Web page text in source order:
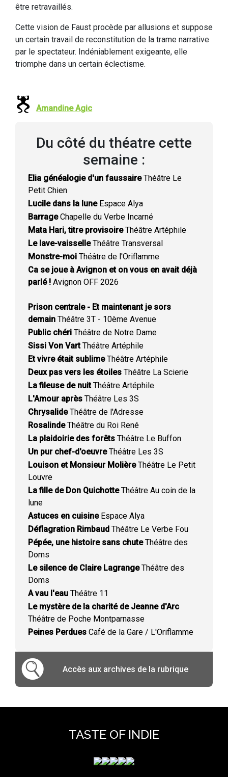
être retravaillés.
Cette vision de Faust procède par allusions et suppose
un certain travail de reconstitution de la trame narrative
par le spectateur. Indéniablement exigeante, elle
triomphe dans un certain éclectisme.
Amandine Agic
Du côté du théatre cette
semaine :
Elia généalogie d'un faussaireThéâtre Le
Petit Chien
Lucile dans la luneEspace Alya
BarrageChapelle du Verbe Incarné
Mata Hari, titre provisoireThéâtre Artéphile
Le lave-vaisselleThéâtre Transversal
Monstre-moi Théâtre de l'Oriflamme
Ca se joue à Avignon et on vous en avait déjà
parlé ! Avignon OFF 2026
Prison centrale - Et maintenant je sors
demain Théâtre 3T - 10ème Avenue
Public chéri Théâtre de Notre Dame
Sissi Von VartThéâtre Artéphile
Et vivre était sublimeThéâtre Artéphile
Deux pas vers les étoiles Théâtre La Scierie
La fileuse de nuitThéâtre Artéphile
L'Amour après Théâtre Les 3S
ChrysalideThéâtre de l'Adresse
RosalindeThéâtre du Roi René
La plaidoirie des forêts Théâtre Le Buffon
Un pur chef-d'oeuvreThéâtre Les 3S
Louison et Monsieur MolièreThéâtre Le Petit
Louvre
La fille de Don QuichotteThéâtre Au coin de la
lune
Astuces en cuisineEspace Alya
Déflagration Rimbaud Théâtre Le Verbe Fou
Pépée, une histoire sans chuteThéâtre des
Doms
Le silence de Claire LagrangeThéâtre des
Doms
A vau l'eau Théâtre 11
Le mystère de la charité de Jeanne d'Arc
Théâtre de Poche Montparnasse
Peines Perdues Café de la Gare / L'Oriflamme
Accès aux archives de la rubrique
TASTE OF INDIE